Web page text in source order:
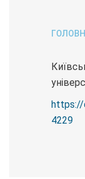
https://
4229